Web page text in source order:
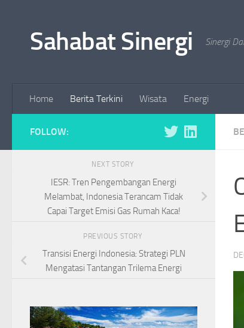
Sahabat Sinergi Sinergi
Home Berita Terkini Wisata Energi
FOLLOW:
NEXT STORY
IESR: Tren Pengembangan Energi
Melambat, Indonesia Terancam Tidak
Capai Target Emisi Gas Rumah Kaca!
PREVIOUS STORY
Transisi Energi Indonesia: Strategi PLN
Mengatasi Tantangan Trilema Energi